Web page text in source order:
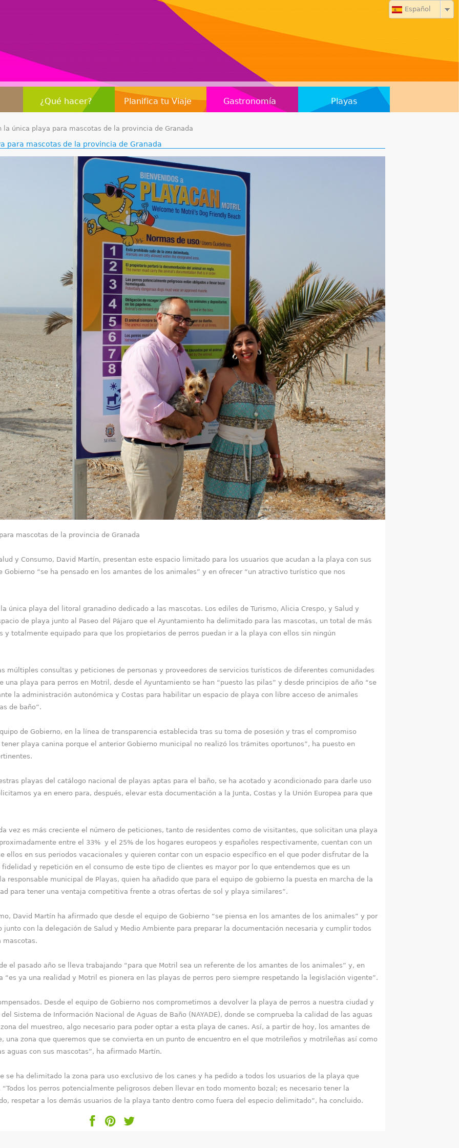
Español
¿Qué hacer? Planifica tu Viaje Gastronomía Playas
la única playa para mascotas de la provincia de Granada
para mascotas de la provincia de Granada
mascotas de la provincia de Granada
y Consumo, David Martín, presentan este espacio limitado para los usuarios que acudan a la playa con sus
“se ha pensado en los amantes de los animales” y en ofrecer “un atractivo turístico que nos
playa del litoral granadino dedicado a las mascotas. Los ediles de Turismo, Alicia Crespo, y Salud y
de playa junto al Paseo del Pájaro que el Ayuntamiento ha delimitado para las mascotas, un total de más
y totalmente equipado para que los propietarios de perros puedan ir a la playa con ellos sin ningún
consultas y peticiones de personas y proveedores de servicios turísticos de diferentes comunidades
playa para perros en Motril, desde el Ayuntamiento se han “puesto las pilas” y desde principios de año “se
la administración autonómica y Costas para habilitar un espacio de playa con libre acceso de animales
de baño”.
de Gobierno, en la línea de transparencia establecida tras su toma de posesión y tras el compromiso
playa canina porque el anterior Gobierno municipal no realizó los trámites oportunos”, ha puesto en
playas del catálogo nacional de playas aptas para el baño, se ha acotado y acondicionado para darle uso
ya en enero para, después, elevar esta documentación a la Junta, Costas y la Unión Europea para que
es más creciente el número de peticiones, tanto de residentes como de visitantes, que solicitan una playa
entre el 33% y el 25% de los hogares europeos y españoles respectivamente, cuentan con un
ellos en sus periodos vacacionales y quieren contar con un espacio específico en el que poder disfrutar de la
y repetición en el consumo de este tipo de clientes es mayor por lo que entendemos que es un
responsable municipal de Playas, quien ha añadido que para el equipo de gobierno la puesta en marcha de la
para tener una ventaja competitiva frente a otras ofertas de sol y playa similares”.
Martín ha afirmado que desde el equipo de Gobierno “se piensa en los amantes de los animales” y por
con la delegación de Salud y Medio Ambiente para preparar la documentación necesaria y cumplir todos
mascotas.
año se lleva trabajando “para que Motril sea un referente de los amantes de los animales” y, en
ya una realidad y Motril es pionera en las playas de perros pero siempre respetando la legislación vigente”.
Desde el equipo de Gobierno nos comprometimos a devolver la playa de perros a nuestra ciudad y
Sistema de Información Nacional de Aguas de Baño (NAYADE), donde se comprueba la calidad de las aguas
del muestreo, algo necesario para poder optar a esta playa de canes. Así, a partir de hoy, los amantes de
una zona que queremos que se convierta en un punto de encuentro en el que motrileños y motrileñas así como
aguas con sus mascotas”, ha afirmado Martín.
se ha delimitado la zona para uso exclusivo de los canes y ha pedido a todos los usuarios de la playa que
los perros potencialmente peligrosos deben llevar en todo momento bozal; es necesario tener la
respetar a los demás usuarios de la playa tanto dentro como fuera del especio delimitado”, ha concluido.